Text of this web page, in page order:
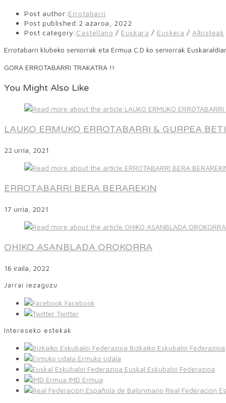
Post author:Errotabarri
Post published: 2 azaroa, 2022
Post category:Castellano / Euskara / Euskera / Albisteak
Errotabarri klubeko seniorrak eta Ermua C.D ko seniorrak
GORA ERROTABARRI TRAKATRA !!
You Might Also Like
LAUKO ERMUKO ERROTABARRI & GURPEA
22 urria, 2021
ERROTABARRI BERA BERAREKIN
17 urria, 2021
OHIKO ASANBLADA OROKORRA
16 iraila, 2022
Jarrai iezaguzu
Facebook
Twitter
Intereseko estekak
Bizkaiko Eskubaloi Federazioa
Ermuko udala
Euskal Eskubaloi Federazioa
IMD Ermua
Real Federación